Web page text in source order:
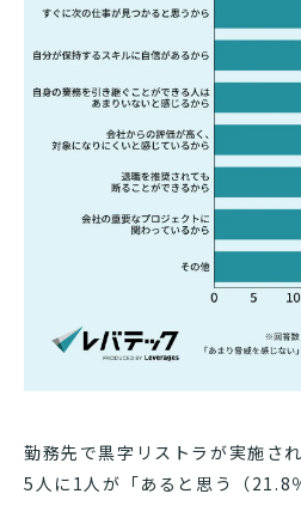
勤務先で黒字リストラが実施さ
5人に1人が「あると思う（21.8